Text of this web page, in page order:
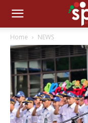
Home NEWS